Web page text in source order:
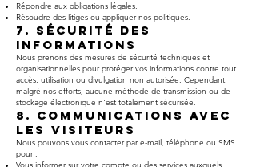
Répondre aux obligations légales.
Résoudre des litiges ou appliquer nos politiques.
7. Sécurité des
Informations
Nous prenons des mesures de sécurité techniques et
organisationnelles pour protéger vos informations contre tout
accès, utilisation ou divulgation non autorisée. Cependant,
malgré nos efforts, aucune méthode de transmission ou de
stockage électronique n'est totalement sécurisée.
8. Communications avec
les Visiteurs
Nous pouvons vous contacter par e-mail, téléphone ou SMS
pour :